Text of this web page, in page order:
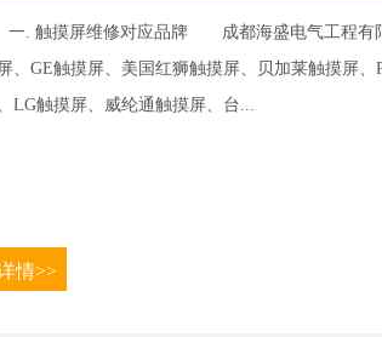
触摸屏维修对应品牌 成都海盛电气工程有限
、GE触摸屏、美国红狮触摸屏、贝加莱触摸屏
LG触摸屏、威纶通触摸屏、台...
情>>